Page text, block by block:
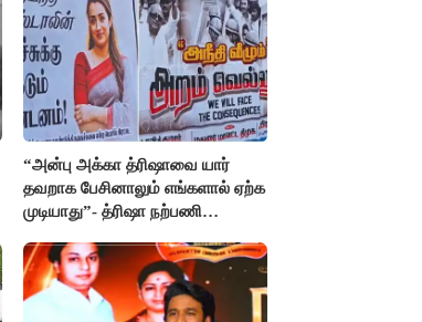
“அன்பு அக்கா த்ரிஷாவை யார்
தவறாக பேசினாலும் எங்களால் ஏற்க
முடியாது”- த்ரிஷா நற்பணி